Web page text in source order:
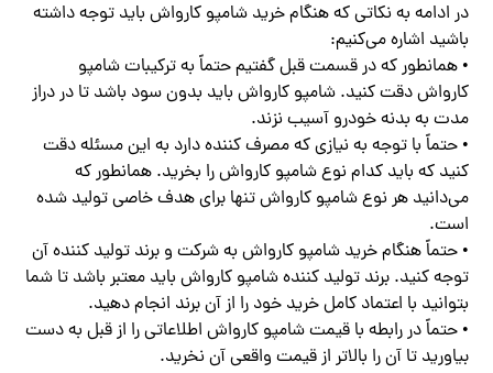
در ادامه به نکاتی که هنگام خرید شامپو کارواش باید توجه داشته
باشید اشاره می‌کنیم:
• همانطور که در قسمت قبل گفتیم حتماً به ترکیبات شامپو
کارواش دقت کنید. شامپو کارواش باید بدون سود باشد تا در دراز
مدت به بدنه خودرو آسیب نزند.
• حتماً با توجه به نیازی که مصرف کننده دارد به این مسئله دقت
کنید که باید کدام نوع شامپو کارواش را بخرید. همانطور که
می‌دانید هر نوع شامپو کارواش تنها برای هدف خاصی تولید شده
است.
• حتماً هنگام خرید شامپو کارواش به شرکت و برند تولید کننده آن
توجه کنید. برند تولید کننده شامپو کارواش باید معتبر باشد تا شما
بتوانید با اعتماد کامل خرید خود را از آن برند انجام دهید.
• حتماً در رابطه با قیمت شامپو کارواش اطلاعاتی را از قبل به دست
بیاورید تا آن را بالاتر از قیمت واقعی آن نخرید.